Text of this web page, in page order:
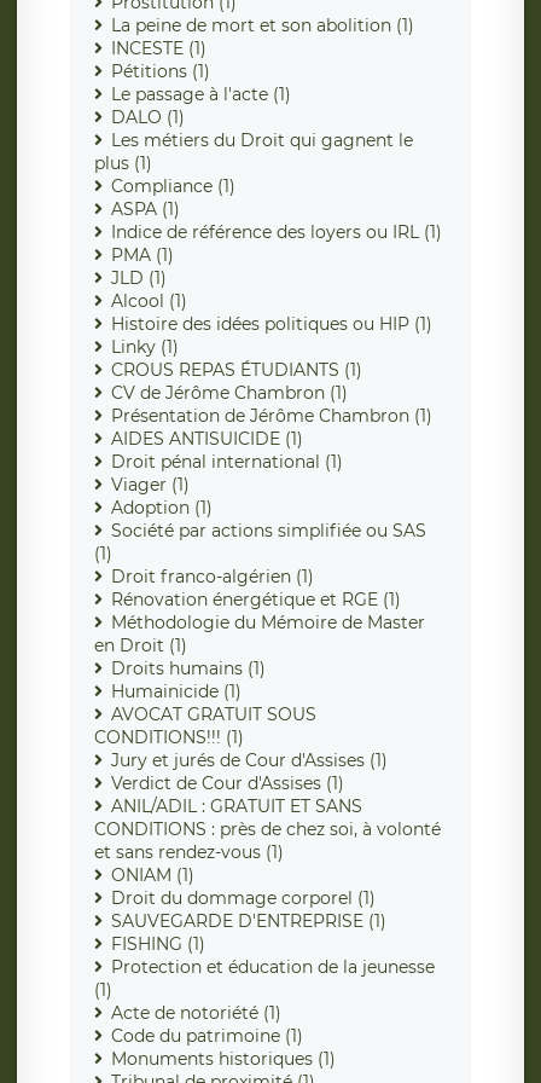
La peine de mort et son abolition (1)
INCESTE (1)
Pétitions (1)
Le passage à l'acte (1)
DALO (1)
Les métiers du Droit qui gagnent le
plus (1)
Compliance (1)
ASPA (1)
Indice de référence des loyers ou IRL (1)
PMA (1)
JLD (1)
Alcool (1)
Histoire des idées politiques ou HIP (1)
Linky (1)
CROUS REPAS ÉTUDIANTS (1)
CV de Jérôme Chambron (1)
Présentation de Jérôme Chambron (1)
AIDES ANTISUICIDE (1)
Droit pénal international (1)
Viager (1)
Adoption (1)
Société par actions simplifiée ou SAS
(1)
Droit franco-algérien (1)
Rénovation énergétique et RGE (1)
Méthodologie du Mémoire de Master
en Droit (1)
Droits humains (1)
Humainicide (1)
AVOCAT GRATUIT SOUS
CONDITIONS!!! (1)
Jury et jurés de Cour d'Assises (1)
Verdict de Cour d'Assises (1)
ANIL/ADIL : GRATUIT ET SANS
CONDITIONS : près de chez soi, à volonté
et sans rendez-vous (1)
ONIAM (1)
Droit du dommage corporel (1)
SAUVEGARDE D'ENTREPRISE (1)
FISHING (1)
Protection et éducation de la jeunesse
(1)
Acte de notoriété (1)
Code du patrimoine (1)
Monuments historiques (1)